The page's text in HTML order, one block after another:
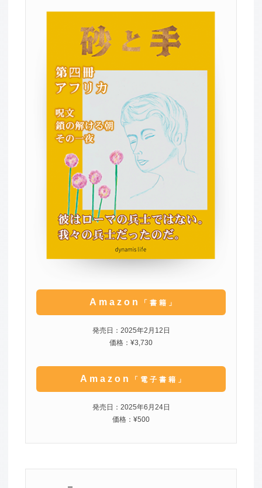
Amazon 「書籍」
発売日：2025年2月12日
価格：¥3,730
Amazon 「電子書籍」
発売日：2025年6月24日
価格：¥500